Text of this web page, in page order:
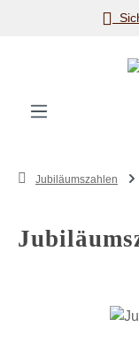
Zum Hauptinhalt
Jubiläumszahlen
Bildergalerie